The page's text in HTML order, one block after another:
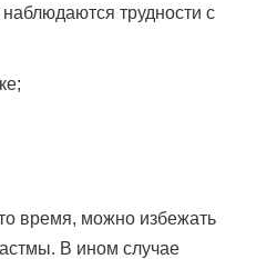
трудности с
время, можно избежать
В ином случае